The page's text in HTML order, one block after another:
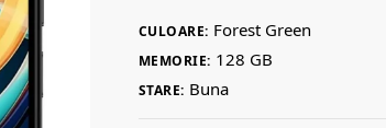
CULOARE: Forest Green
MEMORIE: 128 GB
STARE: Buna